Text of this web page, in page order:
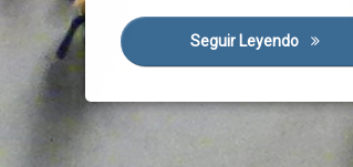
PAC
Pacto Verde Europeo
Precios Agrarios
Seguir Leyendo La
Higiene
HVAC